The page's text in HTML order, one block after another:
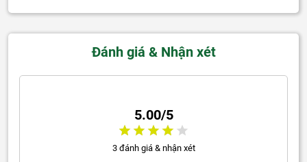
Đánh giá & Nhận xét
5.00/5
3 đánh giá & nhận xét